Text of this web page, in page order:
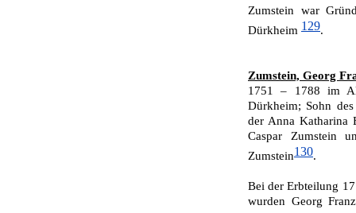
Zumstein war
Dürkheim 129.
Zumstein, Georg
1751 – 1788 im
Dürkheim; Sohn
der Anna Katharina
Caspar Zumstein
Zumstein130.
Bei der Erbteilung
wurden Georg